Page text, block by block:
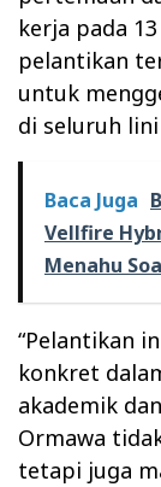
kerja pada
pelantikan
untuk
di seluruh
Baca Juga
Vellfire
Menahu
“Pelantikan
konkret
akademik
Ormawa
tetapi juga